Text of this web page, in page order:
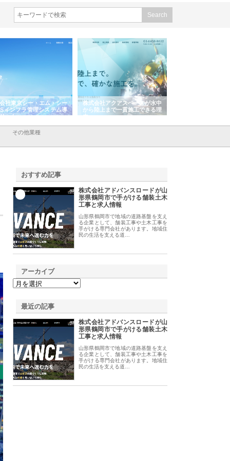
社アクアスペースが水中
上まで一貫施工できる理
株式会社地盤調査事務所が選ば
れ続ける理由と建設コンサルの
強み
その他業種
おすすめ記事
株式会社アドバンスロードが山
形県鶴岡市で手がける舗装土木
工事と求人情報
山形県鶴岡市で地域の道路基盤を支え
る企業として、舗装工事や土木工事を
手がける専門会社があります。地域住
民の生活を支える道…
アーカイブ
最近の記事
株式会社アドバンスロードが山
形県鶴岡市で手がける舗装土木
工事と求人情報
山形県鶴岡市で地域の道路基盤を支え
る企業として、舗装工事や土木工事を
手がける専門会社があります。地域住
民の生活を支える道…